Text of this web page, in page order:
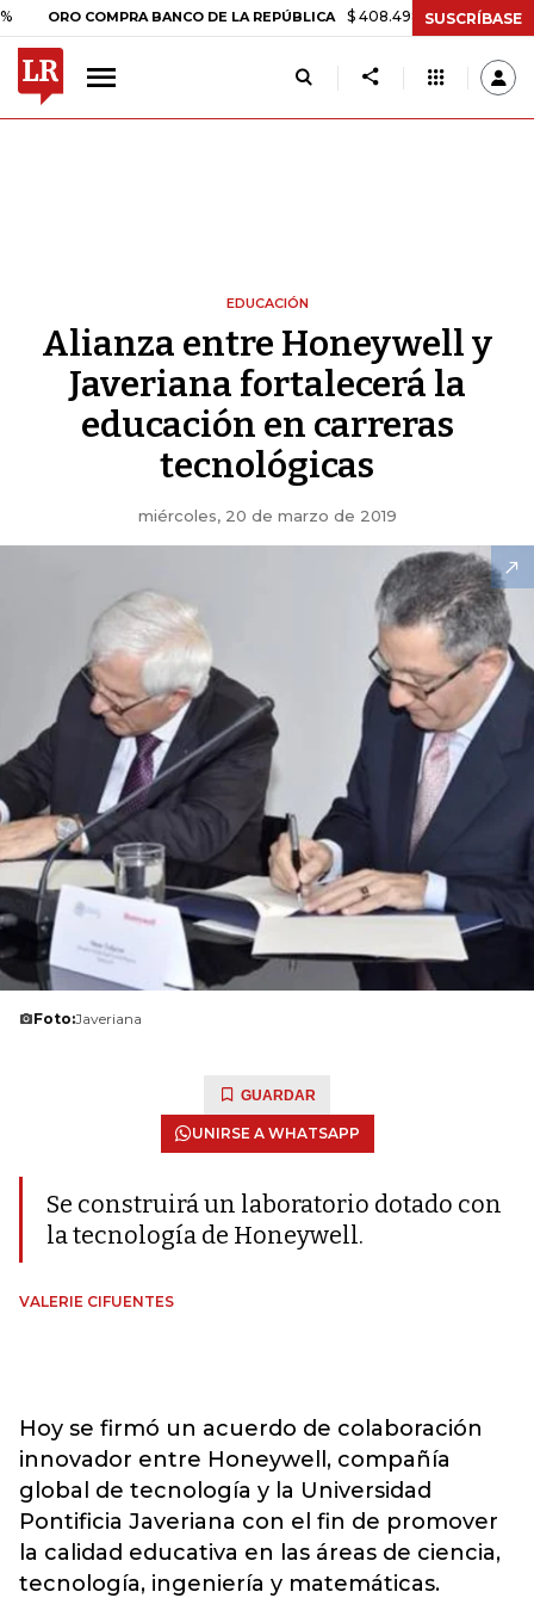
COMPRA BANCO DE LA REPÚBLICA $ 408.498,97 +$ 8.753,81 +2,19%
SUSCRÍBASE
EDUCACIÓN
Alianza entre Honeywell y
Javeriana fortalecerá la
educación en carreras
tecnológicas
miércoles, 20 de marzo de 2019
Foto:Javeriana
GUARDAR
UNIRSE A WHATSAPP
Se construirá un laboratorio dotado con
la tecnología de Honeywell.
VALERIE CIFUENTES
Hoy se firmó un acuerdo de colaboración
innovador entre Honeywell, compañía
global de tecnología y la Universidad
Pontificia Javeriana con el fin de promover
la calidad educativa en las áreas de ciencia,
tecnología, ingeniería y matemáticas.